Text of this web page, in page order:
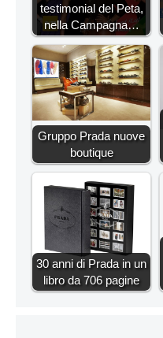
testimonial del Peta,
nella Campagna…
Gruppo Prada nuove
boutique
30 anni di Prada in un
libro da 706 pagine